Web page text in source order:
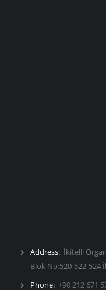
Address: İkitelli
Blok No:520-522-524
Phone: +90 212 671